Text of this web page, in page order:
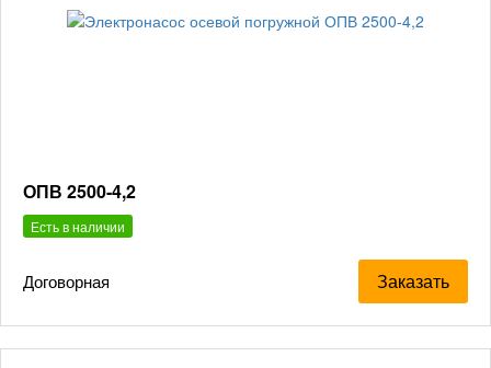
ОПВ 2500-4,2
Есть в наличии
Договорная Заказать